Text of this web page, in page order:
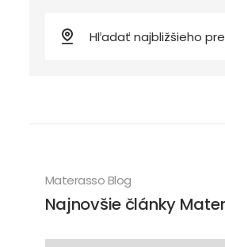
Materasso Blog
Najnovšie články